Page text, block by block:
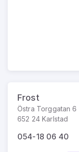
Frost
Östra Torggatan 6
652 24 Karlstad
054-18 06 40